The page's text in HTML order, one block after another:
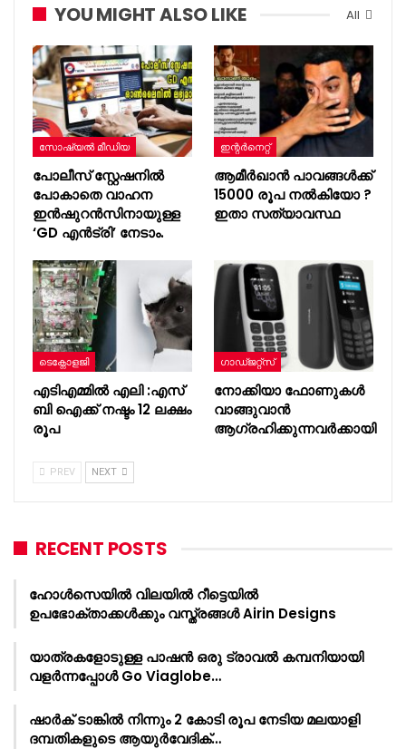
All
YOU MIGHT ALSO LIKE
സോഷ്യൽ മീഡിയ
പോലീസ് സ്റ്റേഷനിൽ
പോകാതെ വാഹന
ഇൻഷുറൻസിനായുള്ള
‘GD എൻട്രി’ നേടാം.
ഇന്റര്‍നെറ്റ്
ആമീർഖാൻ പാവങ്ങൾക്ക്
15000 രൂപ നൽകിയോ ?
ഇതാ സത്യാവസ്ഥ
ടെക്നോളജി
എടിഎമ്മില്‍ എലി :എസ്
ബി ഐക്ക് നഷ്ടം 12 ലക്ഷം
രൂപ
ഗാഡ്ജറ്റ്സ്
നോക്കിയാ ഫോണുകള്‍
വാങ്ങുവാന്‍
ആഗ്രഹിക്കുന്നവര്‍ക്കായി
PREV NEXT
RECENT POSTS
ഹോൾസെയിൽ വിലയിൽ റീട്ടെയിൽ
ഉപഭോക്താക്കൾക്കും വസ്ത്രങ്ങൾ Airin Designs
യാത്രകളോടുള്ള പാഷൻ ഒരു ട്രാവൽ കമ്പനിയായി
വളർന്നപ്പോൾ Go Viaglobe…
ഷാർക്‌ ടാങ്കിൽ നിന്നും 2 കോടി രൂപ നേടിയ മലയാളി
ദമ്പതികളുടെ ആയുർവേദിക്…